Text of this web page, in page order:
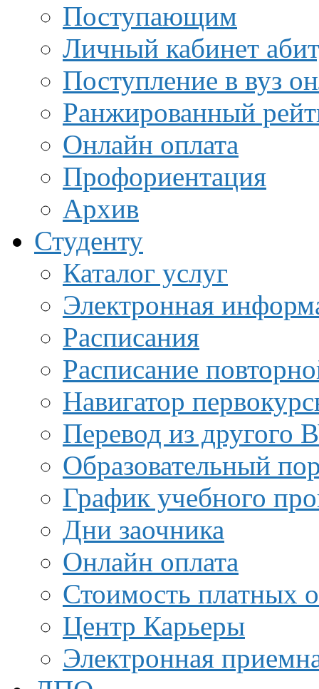
Поступающим
Личный кабинет
Поступление в вуз
Ранжированный
Онлайн оплата
Профориентация
Архив
Студенту
Каталог услуг
Электронная
Расписания
Расписание
Навигатор
Перевод из другого
Образовательный
График учебного
Дни заочника
Онлайн оплата
Стоимость платных
Центр Карьеры
Электронная